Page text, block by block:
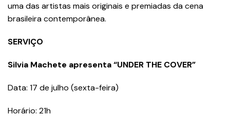
uma das artistas mais originais e premiadas da cena
brasileira contemporânea.
SERVIÇO
Silvia Machete apresenta “UNDER THE COVER”
Data: 17 de julho (sexta-feira)
Horário: 21h